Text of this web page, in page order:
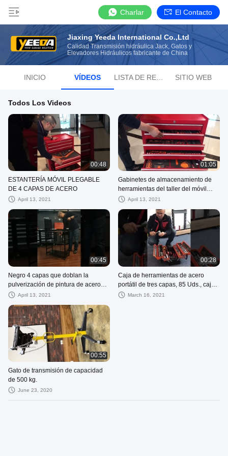
Charlar El Contacto
Jiaxing Yeeda International Co.,Ltd
Calidad Transmisión hidráulica Jack, Gatos y
Elevadores Hidráulicos fabricante de China
INICIO VÍDEOS SITIO WEB
Todos Los Videos
00:48
ESTANTERÍA MÓVIL PLEGABLE
DE 4 CAPAS DE ACERO
April 13, 2021
01:05
Gabinetes de almacenamiento de
herramientas del taller del móvil
1.0m m de los cajones rojos 7
April 13, 2021
00:45
Negro 4 capas que doblan la
pulverización de pintura de acero
móvil de la unidad de estantería
April 13, 2021
00:28
Caja de herramientas de acero
portátil de tres capas, 85 Uds., caja
de almacenamiento de hardware
March 16, 2021
00:55
Gato de transmisión de capacidad
de 500 kg.
June 23, 2020